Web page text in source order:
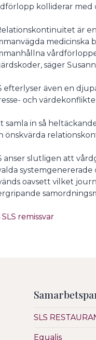
kolliderar med
är
medicinska
säger
efterlyser även en
och
samla in så
önskvärda
anser slutligen att
oavsett vilket
SLS remissvar
SLS
Equalis